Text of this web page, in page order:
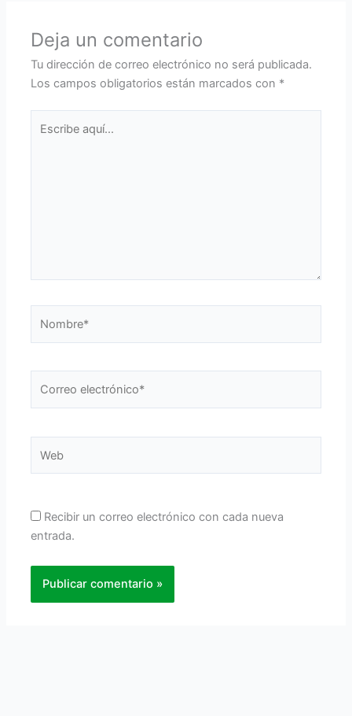
Deja un comentario
Tu dirección de correo electrónico no será publicada.
Los campos obligatorios están marcados con *
aquí...
electrónico*
Recibir un correo electrónico con cada nueva
entrada.